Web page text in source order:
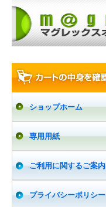
ショップホーム
専用用紙
ご利用に関するご案内
プライバシーポリシー